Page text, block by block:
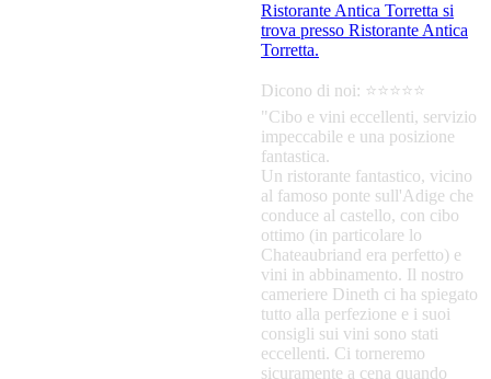
Ristorante Antica Torretta si
trova presso Ristorante Antica
Torretta.
Dicono di noi: ⭐️⭐️⭐️⭐️⭐️
"Cibo e vini eccellenti, servizio
impeccabile e una posizione
fantastica.
Un ristorante fantastico, vicino
al famoso ponte sull'Adige che
conduce al castello, con cibo
ottimo (in particolare lo
Chateaubriand era perfetto) e
vini in abbinamento. Il nostro
cameriere Dineth ci ha spiegato
tutto alla perfezione e i suoi
consigli sui vini sono stati
eccellenti. Ci torneremo
sicuramente a cena quando